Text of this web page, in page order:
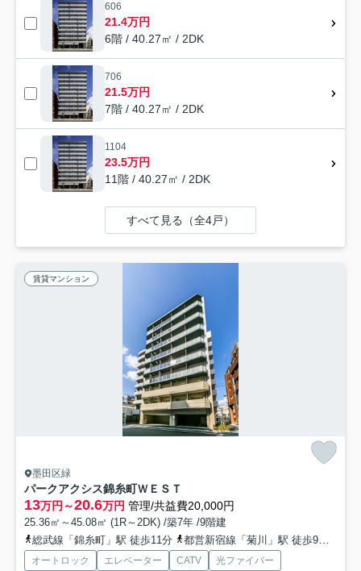
606
21.4万円
6階 / 40.27㎡ / 2DK
706
21.5万円
7階 / 40.27㎡ / 2DK
1104
23.5万円
11階 / 40.27㎡ / 2DK
すべて見る（全4戸）
賃貸マンション
墨田区緑
パークアクシス錦糸町ＷＥＳＴ
13万円～20.6万円 管理/共益費20,000円
25.36㎡～45.08㎡ (1R～2DK) /築7年 /9階建
総武線「錦糸町」駅 徒歩11分
都営新宿線「菊川」駅 徒歩9分
オートロック エレベーター CATV
光ファイバー